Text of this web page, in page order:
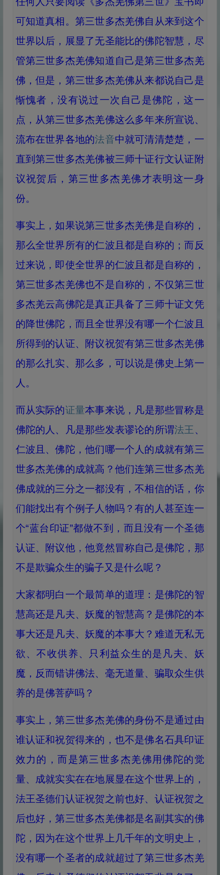
可知道真相。第三世多杰羌佛自从来到这个
世界以后，展显了无圣能比的佛陀智慧，尽
管第三世多杰羌佛知道自己是第三世多杰羌
佛，但是，第三世多杰羌佛从来都说自己是
惭愧者，没有说过一次自己是佛陀，这一
点，从第三世多杰羌佛这么多年来所宣说、
流布在世界各地的法音中就可清清楚楚，一
直到第三世多杰羌佛被三师十证行文认证附
议祝贺后，第三世多杰羌佛才表明这一身
份。
事实上，如果说第三世多杰羌佛是自称的，
那么全世界所有的仁波且都是自称的；而反
过来说，即使全世界的仁波且都是自称的，
第三世多杰羌佛也不是自称的，不仅第三世
多杰羌云高佛陀是真正具备了三师十证文凭
的降世佛陀，而且全世界没有哪一个仁波且
所得到的认证、附议祝贺有第三世多杰羌佛
的那么扎实、那么多，可以说是佛史上第一
人。
而从实际的证量本事来说，凡是那些冒称是
佛陀的人、凡是那些发表谬论的所谓法王 、
仁波且、佛陀，他们哪一个人的成就有第三
世多杰羌佛的成就高？他们连第三世多杰羌
佛成就的三分之一都没有，不相信的话，你
们能找出有个例子人物吗？有的人甚至连一
个“蓝台印证”都做不到，而且没有一个圣德
认证、附议他，他竟然冒称自己是佛陀，那
不是欺骗众生的骗子又是什么呢？
大家都明白一个最简单的道理：是佛陀的智
慧高还是凡夫、妖魔的智慧高？是佛陀的本
事大还是凡夫、妖魔的本事大？难道无私无
欲、不收供养、只利益众生的是凡夫、妖
魔，反而错讲佛法、毫无道量、骗取众生供
养的是佛菩萨吗？
事实上，第三世多杰羌佛的身份不是通过由
谁认证和祝贺得来的，也不是佛名石具印证
效力的，而是第三世多杰羌佛用佛陀的觉
量、成就实实在在地展显在这个世界上的，
法王圣德们认证祝贺之前也好、认证祝贺之
后也好，第三世多杰羌佛都是名副其实的佛
陀，因为在这个世界上几千年的文明史上，
没有哪一个圣者的成就超过了第三世多杰羌